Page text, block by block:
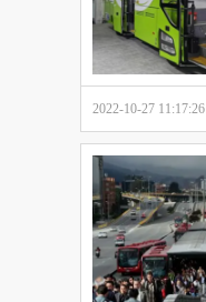
2022-10-27 11:17:26